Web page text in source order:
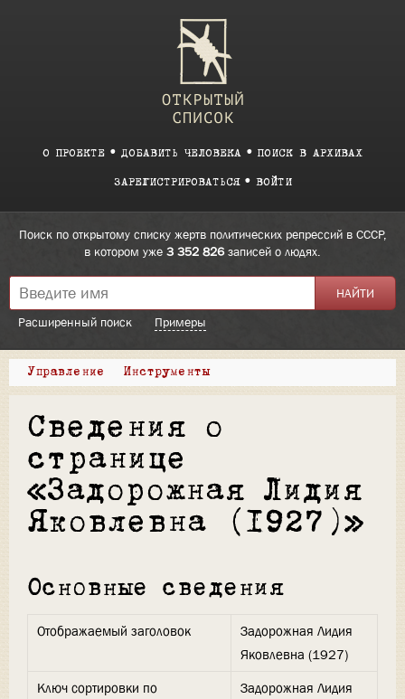
О ПРОЕКТЕ ДОБАВИТЬ ЧЕЛОВЕКА ПОИСК В АРХИВАХ
ЗАРЕГИСТРИРОВАТЬСЯ ВОЙТИ
Поиск по открытому списку жертв политических репрессий в СССР,
в котором уже 3 352 826записей о людях.
Расширенный поиск Примеры
Управление Инструменты
Сведения о
странице
«Задорожная Лидия
Яковлевна (1927)»
Основные сведения
Отображаемый заголовок
Задорожная Лидия
Яковлевна (1927)
Ключ сортировки по
Задорожная Лидия